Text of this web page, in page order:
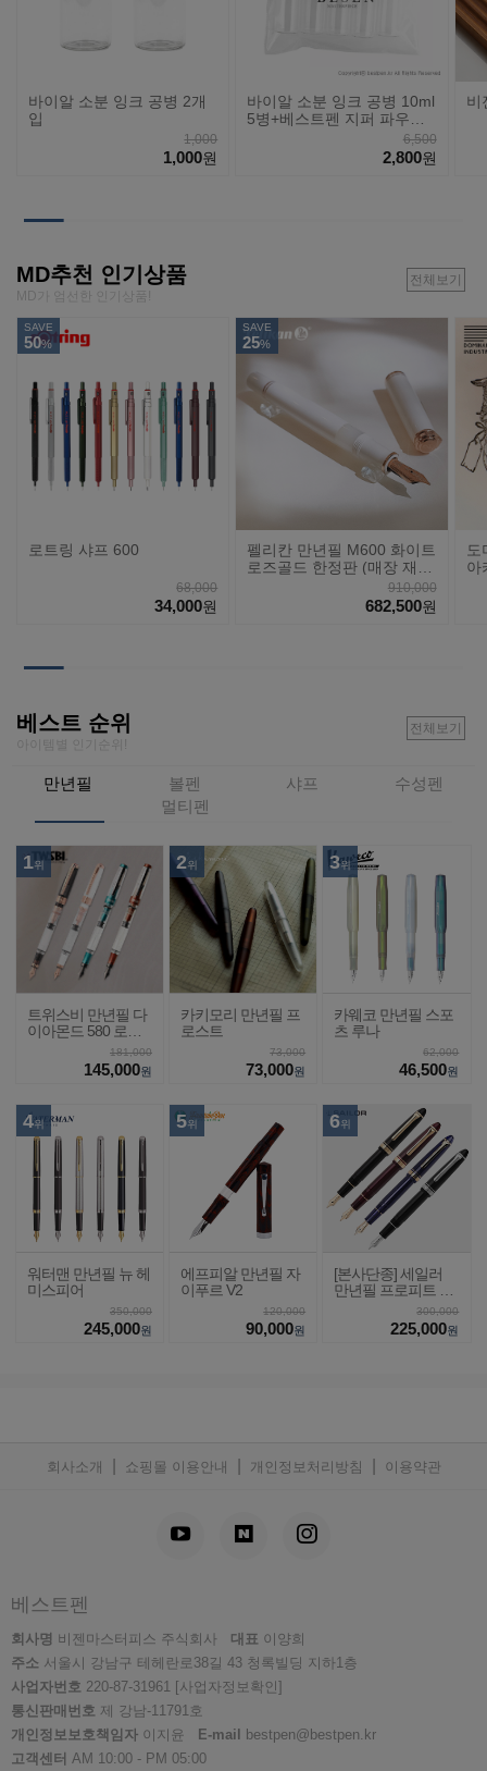
바이알 소분 잉크 공병 2개
입
1,000
1,000원
바이알 소분 잉크 공병 10ml
5병+베스트펜 지퍼 파우치
6,500
2,800원
비
MD추천 인기상품
MD가 엄선한 인기상품!
전체보기
SAVE
50%
로트링 샤프 600
68,000
34,000원
SAVE
25%
펠리칸 만년필 M600 화이트
로즈골드 한정판 (매장 재
910,000
682,500원
도
아
베스트 순위
아이템별 인기순위!
전체보기
만년필
볼펜
멀티펜
샤프 수성펜
1위
트위스비 만년필 다
이아몬드 580 로즈
181,000
145,000원
2위
카키모리 만년필 프
로스트
73,000
73,000원
3위
카웨코 만년필 스포
츠 루나
62,000
46,500원
4위
워터맨 만년필 뉴 헤
미스피어
350,000
245,000원
5위
에프피알 만년필 자
이푸르 V2
120,000
90,000원
6위
[본사단종] 세일러
만년필 프로피트 라
300,000
225,000원
회사소개 쇼핑몰 이용안내 개인정보처리방침 이용약관
베스트펜
회사명 비젠마스터피스 주식회사 대표 이양희
주소 서울시 강남구 테헤란로38길 43 청록빌딩 지하1층
사업자번호 220-87-31961
[사업자정보확인]
통신판매번호 제 강남-11791호
개인정보보호책임자 이지윤 E-mail
bestpen@bestpen.kr
고객센터 AM 10:00 - PM 05:00